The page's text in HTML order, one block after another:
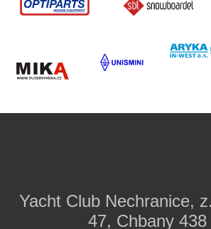
Yacht Club Nechranice,
47, Chbany 438